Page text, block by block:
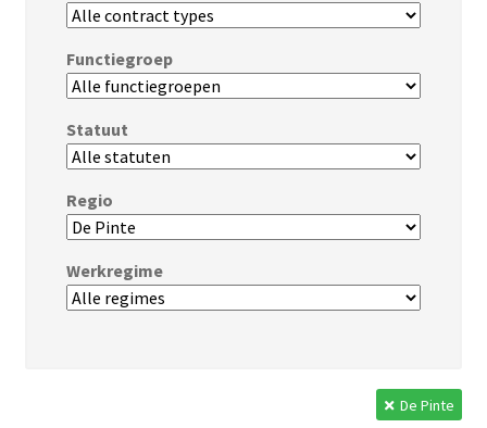
Functiegroep
Statuut
Regio
Werkregime
De Pinte